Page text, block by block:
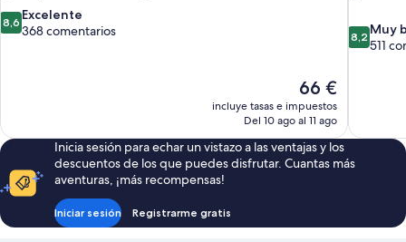
8.6
sobre
8,6 Excelente
368 comentarios
El
precio
actual
de
66 €
66 €
incluye tasas e impuestos
Del 10 ago al 11 ago
8.2
sobre
8,2 Muy
511
Inicia sesión para echar un vistazo a las ventajas y los
descuentos de los que puedes disfrutar. Cuantas más
aventuras, ¡más recompensas!
Iniciar sesión Registrarme gratis